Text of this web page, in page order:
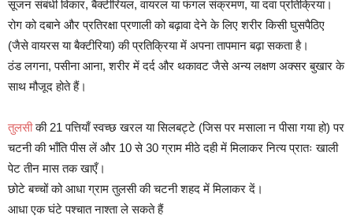
सूजन संबंधी विकार, बैक्टीरियल, वायरल या फंगल संक्रमण, या दवा प्रतिक्रिया।
रोग को दबाने और प्रतिरक्षा प्रणाली को बढ़ावा देने के लिए शरीर किसी घुसपैठिए
(जैसे वायरस या बैक्टीरिया) की प्रतिक्रिया में अपना तापमान बढ़ा सकता है।
ठंड लगना, पसीना आना, शरीर में दर्द और थकावट जैसे अन्य लक्षण अक्सर बुखार के
साथ मौजूद होते हैं।
तुलसीकी 21 पत्तियाँ स्वच्छ खरल या सिलबट्टे (जिस पर मसाला न पीसा गया हो) पर
चटनी की भाँति पीस लें और 10 से 30 ग्राम मीठे दही में मिलाकर नित्य प्रातः खाली
पेट तीन मास तक खाएँ।
छोटे बच्चों को आधा ग्राम तुलसी की चटनी शहद में मिलाकर दें।
आधा एक घंटे पश्चात नाश्ता ले सकते हैं